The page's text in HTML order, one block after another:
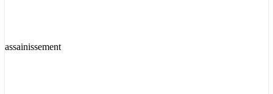
assainissement